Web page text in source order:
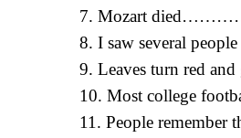
7. Mozart
8. I saw several
9. Leaves turn red
10. Most college
11. People